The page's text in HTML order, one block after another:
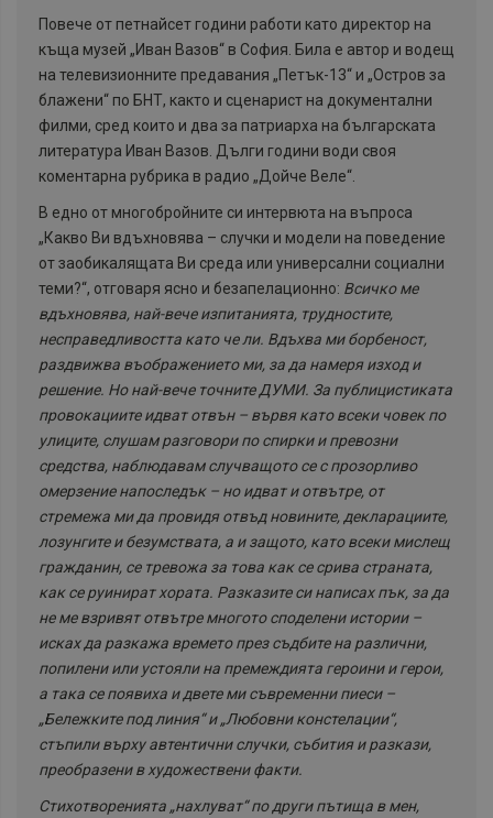
Повече от петнайсет години работи като директор на
къща музей „Иван Вазов“ в София. Била е автор и водещ
на телевизионните предавания „Петък-13“ и „Остров за
блажени“ по БНТ, както и сценарист на документални
филми, сред които и два за патриарха на българската
литература Иван Вазов. Дълги години води своя
коментарна рубрика в радио „Дойче Веле“.
В едно от многобройните си интервюта на въпроса
„Какво Ви вдъхновява – случки и модели на поведение
от заобикалящата Ви среда или универсални социални
теми?“, отговаря ясно и безапелационно: Всичко ме
вдъхновява, най-вече изпитанията, трудностите,
несправедливостта като че ли. Вдъхва ми борбеност,
раздвижва въображението ми, за да намеря изход и
решение. Но най-вече точните ДУМИ. За публицистиката
провокациите идват отвън – вървя като всеки човек по
улиците, слушам разговори по спирки и превозни
средства, наблюдавам случващото се с прозорливо
омерзение напоследък – но идват и отвътре, от
стремежа ми да провидя отвъд новините, декларациите,
лозунгите и безумствата, а и защото, като всеки мислещ
гражданин, се тревожа за това как се срива страната,
как се руинират хората. Разказите си написах пък, за да
не ме взривят отвътре многото споделени истории –
исках да разкажа времето през съдбите на различни,
попилени или устояли на премеждията героини и герои,
а така се появиха и двете ми съвременни пиеси –
„Бележките под линия“ и „Любовни констелации“,
стъпили върху автентични случки, събития и разкази,
преобразени в художествени факти.
Стихотворенията „нахлуват“ по други пътища в мен,